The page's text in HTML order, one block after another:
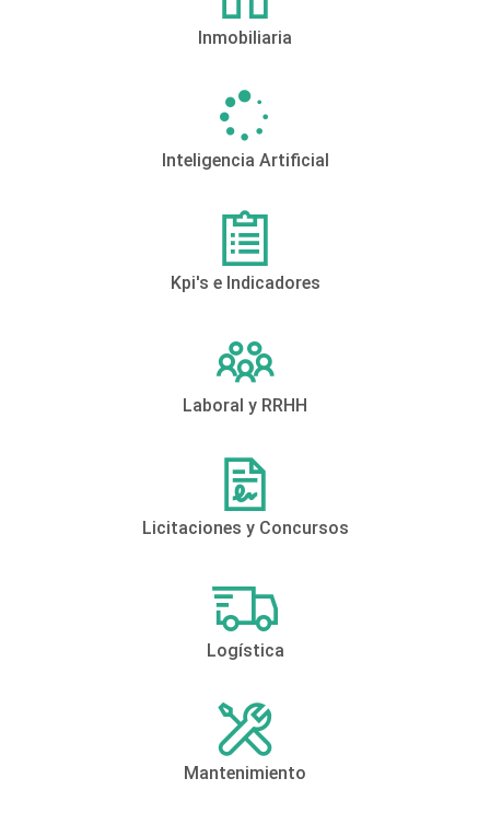
Inmobiliaria
Inteligencia Artificial
Kpi's e Indicadores
Laboral y RRHH
Licitaciones y Concursos
Logística
Mantenimiento